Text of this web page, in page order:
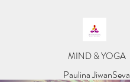
​MIND & YOGA
​Paulina JiwanSeva